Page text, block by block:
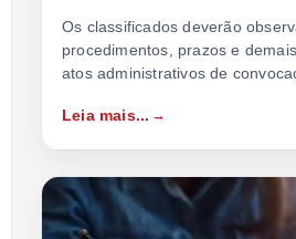
Os classificados deverão
procedimentos, prazos e
atos administrativos de
Leia mais...